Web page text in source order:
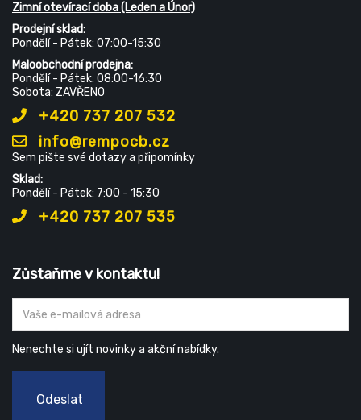
Zimní otevírací doba (Leden a Únor)
Prodejní sklad:
Pondělí - Pátek: 07:00-15:30
Maloobchodní prodejna:
Pondělí - Pátek: 08:00-16:30
Sobota: ZAVŘENO
+420 737 207 532
info@rempocb.cz
Sem pište své dotazy a připomínky
Sklad:
Pondělí - Pátek: 7:00 - 15:30
+420 737 207 535
Zůstaňme v kontaktu!
Nenechte si ujít novinky a akční nabídky.
Odeslat